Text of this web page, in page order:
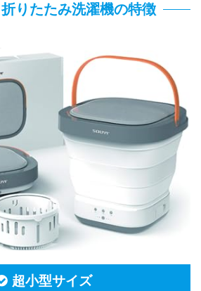
りたたみ洗濯機の特徴
超小型サイズ